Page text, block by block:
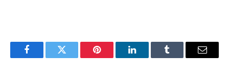
FacebookTwitter Pinterest LinkedInTumblr Email